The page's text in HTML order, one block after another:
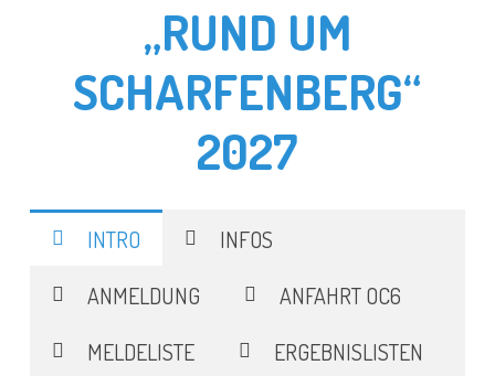
„RUND UM
SCHARFENBERG“
2027
INTRO
INFOS
ANMELDUNG
ANFAHRT OC6
MELDELISTE
ERGEBNISLISTEN